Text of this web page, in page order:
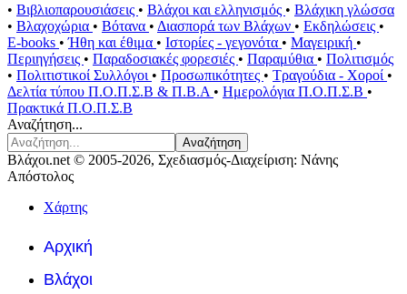
• Βιβλιοπαρουσιάσεις • Βλάχοι και ελληνισμός • Βλάχικη γλώσσα
• Βλαχοχώρια • Βότανα • Διασπορά των Βλάχων • Εκδηλώσεις •
E-books •Ήθη και έθιμα • Ιστορίες - γεγονότα • Μαγειρική •
Περιηγήσεις • Παραδοσιακές φορεσιές • Παραμύθια • Πολιτισμός
• Πολιτιστικοί Συλλόγοι • Προσωπικότητες • Τραγούδια - Χοροί •
Δελτία τύπου Π.Ο.Π.Σ.Β & Π.Β.Α • Ημερολόγια Π.Ο.Π.Σ.Β •
Πρακτικά Π.Ο.Π.Σ.Β
Αναζήτηση...
Αναζήτηση
Βλάχοι.net © 2005-2026, Σχεδιασμός-Διαχείριση: Νάνης
Απόστολος
Χάρτης
Αρχική
Βλάχοι